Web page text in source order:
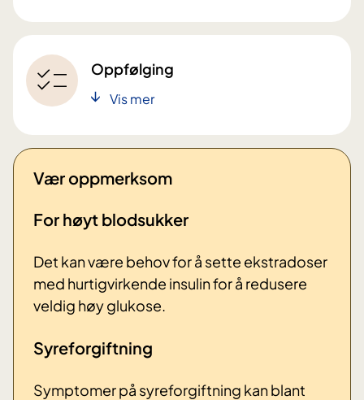
Oppfølging
Vis mer
Vær oppmerksom
For høyt blodsukker
Det kan være behov for å sette ekstradoser
med hurtigvirkende insulin for å redusere
veldig høy glukose.
Syreforgiftning
Symptomer på syreforgiftning kan blant